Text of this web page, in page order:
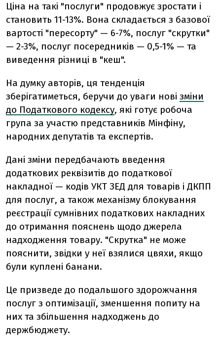
Ціна на такі "послуги" продовжує зростати і
становить 11-13%. Вона складається з базової
вартості "пересорту" — 6-7%, послуг "скрутки"
— 2-3%, послуг посередників — 0,5-1% — та
виведення різниці в "кеш".
На думку авторів, ця тенденція
зберігатиметься, беручи до уваги нові зміни
до Податкового кодексу, які готує робоча
група за участю представників Мінфіну,
народних депутатів та експертів.
Дані зміни передбачають введення
додаткових реквізитів до податкової
накладної — кодів УКТ ЗЕД для товарів і ДКПП
для послуг, а також механізму блокування
реєстрації сумнівних податкових накладних
до отримання пояснень щодо джерела
надходження товару. "Скрутка" не може
пояснити, звідки у неї взялися цвяхи, якщо
були куплені банани.
Це призведе до подальшого здорожчання
послуг з оптимізації, зменшення попиту на
них та збільшення надходжень до
держбюджету.